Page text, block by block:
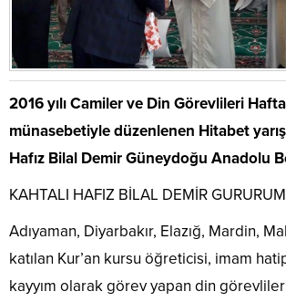
2016 yılı Camiler ve Din Görevlileri
münasebetiyle düzenlenen Hitabet
Hafız Bilal Demir Güneydoğu Anadolu
KAHTALI HAFIZ BİLAL DEMİR
Adıyaman, Diyarbakır, Elazığ, Mardin,
katılan Kur’an kursu öğreticisi, imam
kayyım olarak görev yapan din görevlileri